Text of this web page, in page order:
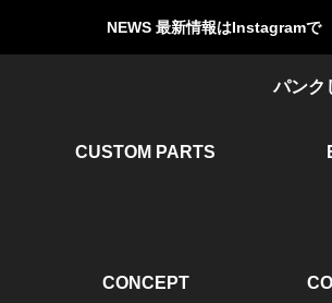
NEWS 最新情報はInstagramで
CUSTOM PARTS
パンク
CONCEPT